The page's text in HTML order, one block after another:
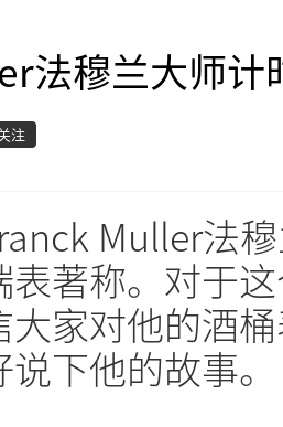
法穆兰大师计
注
Muller法
著称。对于
家对他的酒
下他的故事。